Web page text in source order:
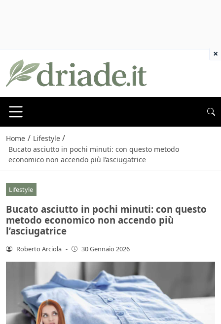
Home / Lifestyle /
Bucato asciutto in pochi minuti: con questo metodo
economico non accendo più l’asciugatrice
Lifestyle
Bucato asciutto in pochi minuti: con questo
metodo economico non accendo più
l’asciugatrice
Roberto Arciola - 30 Gennaio 2026
×